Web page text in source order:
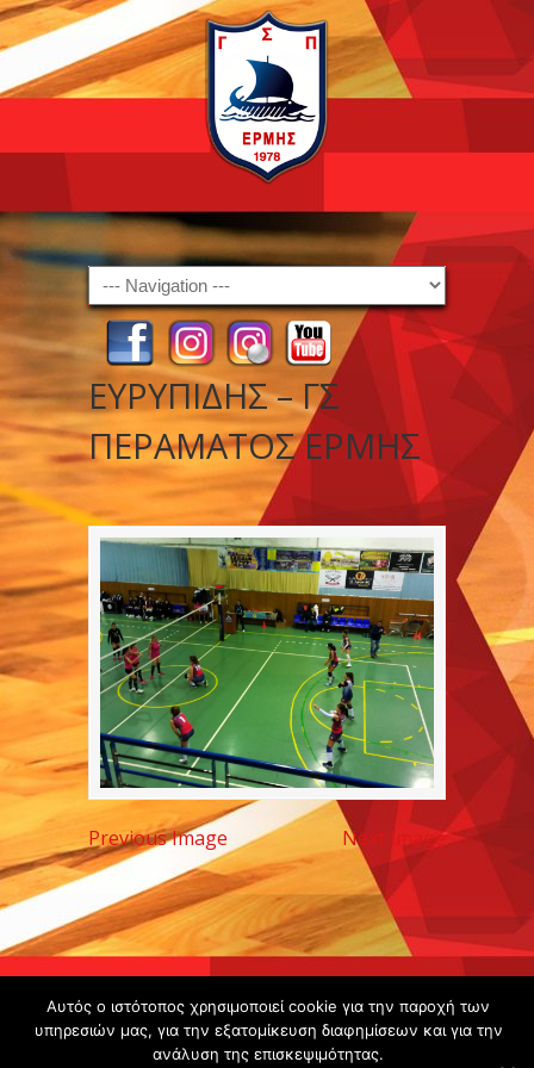
Navigation
ΕΥΡΥΠΙΔΗΣ – ΓΣ
ΠΕΡΑΜΑΤΟΣ ΕΡΜΗΣ
Previous Image Next Image
Copyright ©
2020 -
Gsperamatosermis.gr
Αυτός ο ιστότοπος χρησιμοποιεί cookie για την παροχή των
υπηρεσιών μας, για την εξατομίκευση διαφημίσεων και για την
ανάλυση της επισκεψιμότητας.